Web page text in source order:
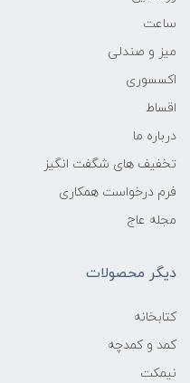
ساعت
میز و صندلی
اکسسوری
اقساط
درباره ما
تخفیف های شگفت انگیز
فرم درخواست همکاری
مجله عاج
دیگر محصولات
کتابخانه
کمد و کمدچه
نیمکت